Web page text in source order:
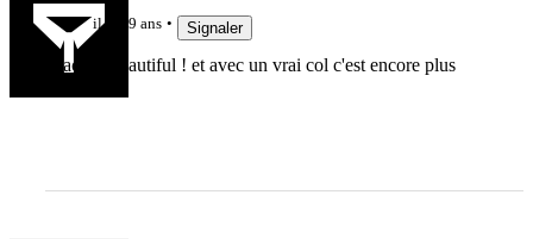
il y a 9 ans Signaler
Black is beautiful ! et avec un vrai col c'est encore plus